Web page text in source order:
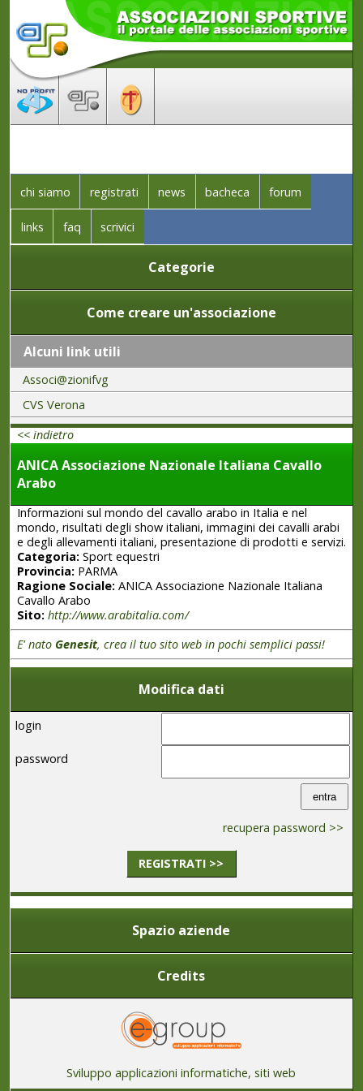
chi siamo registrati news bacheca forum
links faq scrivici
Categorie
Come creare un'associazione
Alcuni link utili
Associ@zionifvg
CVS Verona
<< indietro
ANICA Associazione Nazionale Italiana Cavallo
Arabo
Informazioni sul mondo del cavallo arabo in Italia e nel
mondo, risultati degli show italiani, immagini dei cavalli arabi
e degli allevamenti italiani, presentazione di prodotti e servizi.
Categoria:Sport equestri
Provincia:PARMA
Ragione Sociale:ANICA Associazione Nazionale Italiana
Cavallo Arabo
Sito: http://www.arabitalia.com/
E' nato Genesit, crea il tuo sito web in pochi semplici passi!
Modifica dati
login
password
recupera password >>
REGISTRATI >>
Spazio aziende
Credits
Sviluppo applicazioni informatiche, siti web